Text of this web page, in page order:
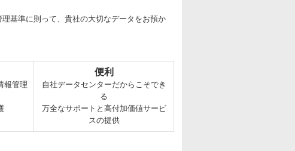
基準に則って、貴社の大切なデータをお預か
報管理
便利
自社データセンターだからこそでき
る
万全なサポートと高付加価値サービ
スの提供